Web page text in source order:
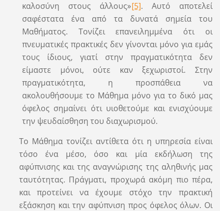
καλοσύνη στους άλλους»[5]. Αυτό αποτελεί
σαφέστατα ένα από τα δυνατά σημεία του
Μαθήματος. Τονίζει επανειλημμένα ότι οι
πνευματικές πρακτικές δεν γίνονται μόνο για εμάς
τους ίδιους, γιατί στην πραγματικότητα δεν
είμαστε μόνοι, ούτε καν ξεχωριστοί. Στην
πραγματικότητα, η προσπάθεια να
ακολουθήσουμε το Μάθημα μόνο για το δικό μας
όφελος σημαίνει ότι υιοθετούμε και ενισχύουμε
την ψευδαίσθηση του διαχωρισμού.
Το Μάθημα τονίζει αντίθετα ότι η υπηρεσία είναι
τόσο ένα μέσο, όσο και μία εκδήλωση της
αφύπνισης και της αναγνώρισης της αληθινής μας
ταυτότητας. Πράγματι, προχωρά ακόμη πιο πέρα,
και προτείνει να έχουμε στόχο την πρακτική
εξάσκηση και την αφύπνιση προς όφελος όλων. Οι